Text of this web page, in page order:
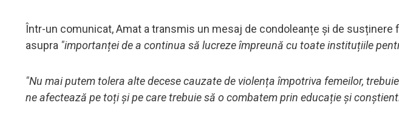
Într-un comunicat, Amat a transmis un mesaj de condoleanțe și de
asupra "importanței de a continua să lucreze împreună cu toate instituțiile
"Nu mai putem tolera alte decese cauzate de violența împotriva femeilor,
ne afectează pe toți și pe care trebuie să o combatem prin educație și